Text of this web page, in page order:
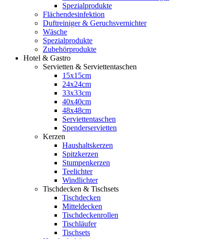
Spezialprodukte
Flächendesinfektion
Duftreiniger & Geruchsvernichter
Wäsche
Spezialprodukte
Zubehörprodukte
Hotel & Gastro
Servietten & Serviettentaschen
15x15cm
24x24cm
33x33cm
40x40cm
48x48cm
Serviettentaschen
Spenderservietten
Kerzen
Haushaltskerzen
Spitzkerzen
Stumpenkerzen
Teelichter
Windlichter
Tischdecken & Tischsets
Tischdecken
Mitteldecken
Tischdeckenrollen
Tischläufer
Tischsets